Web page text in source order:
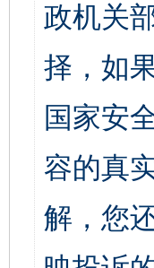
政机关
择，如
国家安
容的真
解，您